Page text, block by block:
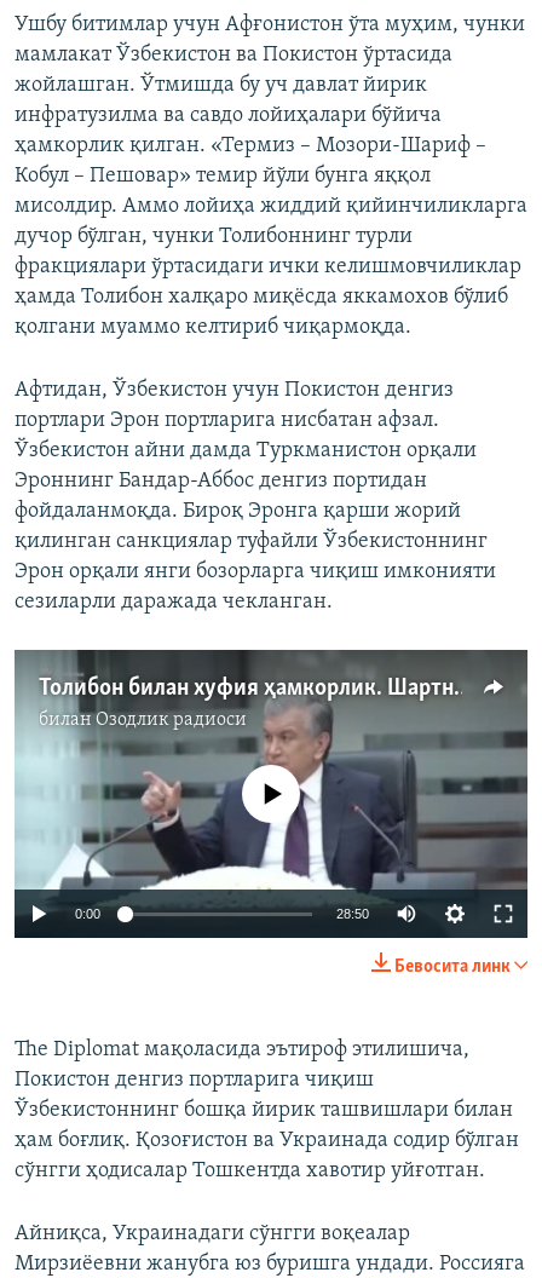
Ушбу битимлар учун Афғонистон ўта муҳим, чунки
мамлакат Ўзбекистон ва Покистон ўртасида
жойлашган. Ўтмишда бу уч давлат йирик
инфратузилма ва савдо лойиҳалари бўйича
ҳамкорлик қилган. «Термиз – Мозори-Шариф –
Кобул – Пешовар» темир йўли бунга яққол
мисолдир. Аммо лойиҳа жиддий қийинчиликларга
дучор бўлган, чунки Толибоннинг турли
фракциялари ўртасидаги ички келишмовчиликлар
ҳамда Толибон халқаро миқёсда яккамохов бўлиб
қолгани муаммо келтириб чиқармоқда.
Афтидан, Ўзбекистон учун Покистон денгиз
портлари Эрон портларига нисбатан афзал.
Ўзбекистон айни дамда Туркманистон орқали
Эроннинг Бандар-Аббос денгиз портидан
фойдаланмоқда. Бироқ Эронга қарши жорий
қилинган санкциялар туфайли Ўзбекистоннинг
Эрон орқали янги бозорларга чиқиш имконияти
сезиларли даражада чекланган.
Толибон билан хуфия ҳамкорлик. Шартни ким қўйяпти?
биланОзодлик радиоси
720p 1080p
Айни дамда медиа-манба мавжуд эмас
0:00 28:50
1080p
Бевосита линк
The Diplomat мақоласида эътироф этилишича,
Покистон денгиз портларига чиқиш
Ўзбекистоннинг бошқа йирик ташвишлари билан
ҳам боғлиқ. Қозоғистон ва Украинада содир бўлган
сўнгги ҳодисалар Тошкентда хавотир уйғотган.
Айниқса, Украинадаги сўнгги воқеалар
Мирзиёевни жанубга юз буришга ундади. Россияга